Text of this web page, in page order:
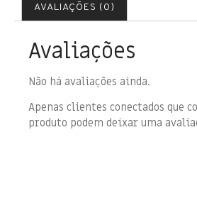
AVALIAÇÕES (0)
Avaliações
Não há avaliações ainda.
Apenas clientes conectados que
produto podem deixar uma